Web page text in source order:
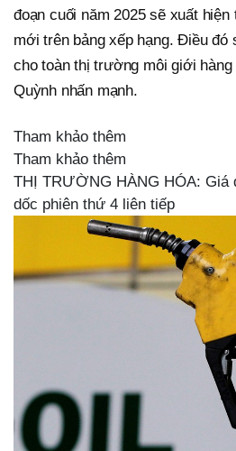
đoạn cuối năm 2025 sẽ xuất
mới trên bảng xếp hạng. Điều đó
cho toàn thị trường môi giới hàng
Quỳnh nhấn mạnh.
Tham khảo thêm
Tham khảo thêm
THỊ TRƯỜNG HÀNG HÓA:
dốc phiên thứ 4 liên tiếp